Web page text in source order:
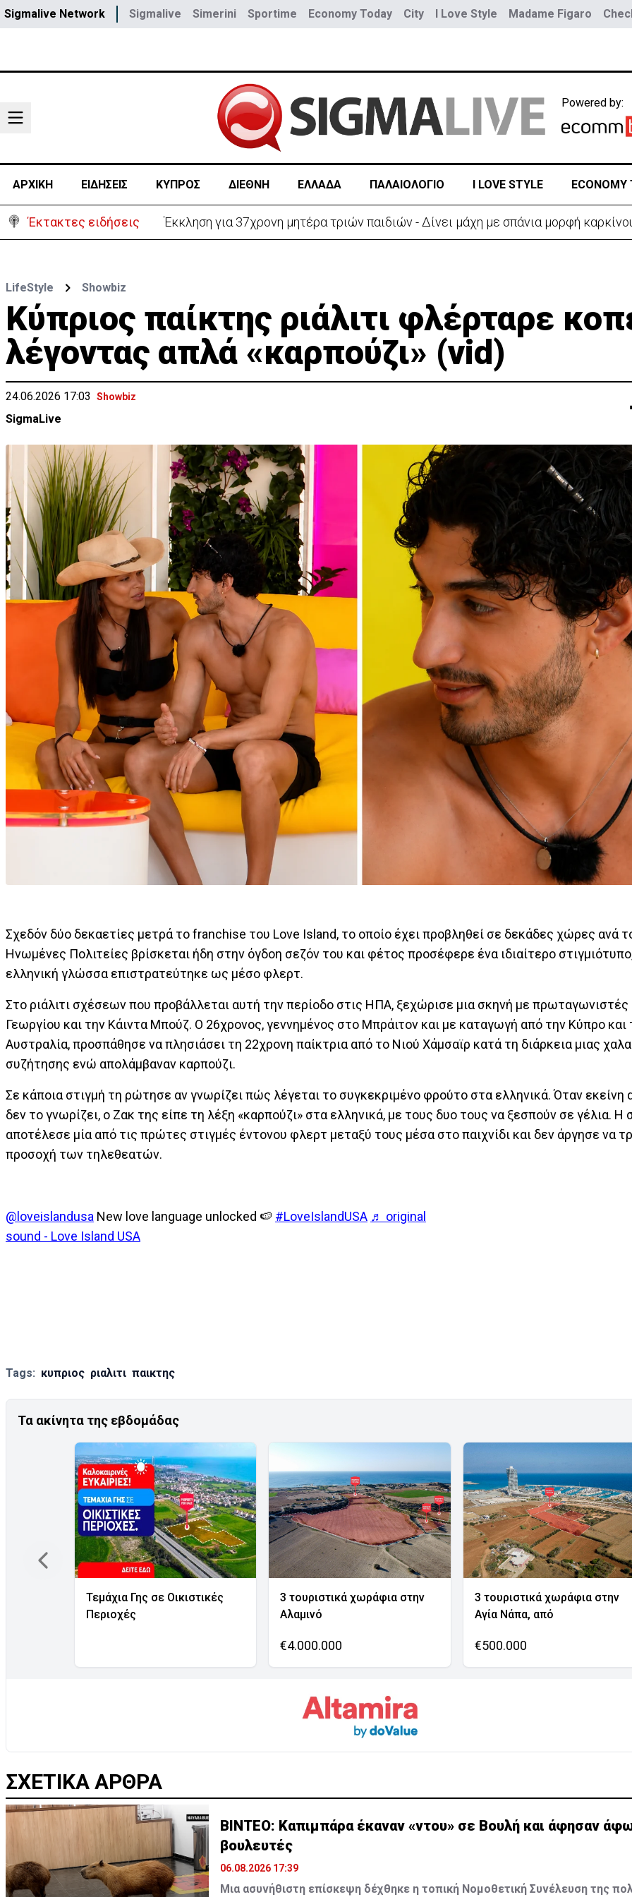
Sigmalive Network Sigmalive Simerini Sportime Economy Today City I Love Style Madame Figaro
Powered by:
ΑΡΧΙΚΗ ΕΙΔΗΣΕΙΣ ΚΥΠΡΟΣ ΔΙΕΘΝΗ ΕΛΛΑΔΑ ΠΑΛΑΙΟΛΟΓΙΟ I LOVE STYLE ECONOMY
Έκτακτες ειδήσεις Έκκληση για 37χρονη μητέρα τριών παιδιών - Δίνει μάχη με σπάνια μορφή
LifeStyle Showbiz
Κύπριος παίκτης ριάλιτι φλέρταρε
λέγοντας απλά «καρπούζι» (vid)
24.06.2026 17:03 Showbiz
SigmaLive
Σχεδόν δύο δεκαετίες μετρά το franchise του Love Island, το οποίο έχει προβληθεί σε δεκάδες χώρες ανά
Ηνωμένες Πολιτείες βρίσκεται ήδη στην όγδοη σεζόν του και φέτος προσέφερε ένα ιδιαίτερο
ελληνική γλώσσα επιστρατεύτηκε ως μέσο φλερτ.
Στο ριάλιτι σχέσεων που προβάλλεται αυτή την περίοδο στις ΗΠΑ, ξεχώρισε μια σκηνή με πρωταγωνιστές
Γεωργίου και την Κάιντα Μπούζ. Ο 26χρονος, γεννημένος στο Μπράιτον και με καταγωγή από την Κύπρο και
Αυστραλία, προσπάθησε να πλησιάσει τη 22χρονη παίκτρια από το Νιού Χάμσαϊρ κατά τη διάρκεια μιας
συζήτησης ενώ απολάμβαναν καρπούζι.
Σε κάποια στιγμή τη ρώτησε αν γνωρίζει πώς λέγεται το συγκεκριμένο φρούτο στα ελληνικά. Όταν
δεν το γνωρίζει, ο Ζακ της είπε τη λέξη «καρπούζι» στα ελληνικά, με τους δυο τους να ξεσπούν σε γέλια. Η
αποτέλεσε μία από τις πρώτες στιγμές έντονου φλερτ μεταξύ τους μέσα στο παιχνίδι και δεν άργησε να
προσοχή των τηλεθεατών.
@loveislandusa New love language unlocked 🍉 #LoveIslandUSA ♬ original
sound - Love Island USA
Tags: κυπριος ριαλιτι παικτης
Τα ακίνητα της εβδομάδας
Τεμάχια Γης σε Οικιστικές
Περιοχές
3 τουριστικά χωράφια στην
Αλαμινό
€4.000.000
3 τουριστικά χωράφια στην
Αγία Νάπα, από
€500.000
ΣΧΕΤΙΚΑ ΑΡΘΡΑ
ΒΙΝΤΕΟ: Καπιμπάρα έκαναν «ντου» σε Βουλή και άφησαν
βουλευτές
06.08.2026 17:39
Μια ασυνήθιστη επίσκεψη δέχθηκε η τοπική Νομοθετική Συνέλευση της